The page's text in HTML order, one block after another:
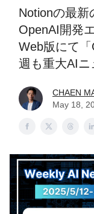
Notionの最新
OpenAI開発
Web版にて
週も重大AIニ
CHAEN
May 18,